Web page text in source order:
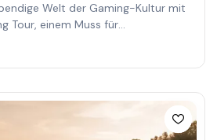
Welt der Gaming-Kultur mit
Tour, einem Muss für
einen Einblick in Japans ikonisches
verbindet. Erleben Sie
erkunden Sie Themen-Cafés
Japans reiche Gaming-Tradition.